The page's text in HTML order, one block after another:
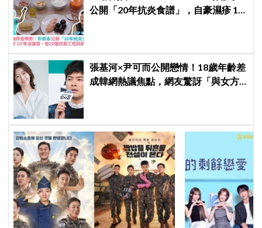
公開「20年抗炎食譜」，自豪濕疹 10
張基河×尹可而公開戀情！18歲年齡差
成韓網熱議焦點，網友驚訝「與女方